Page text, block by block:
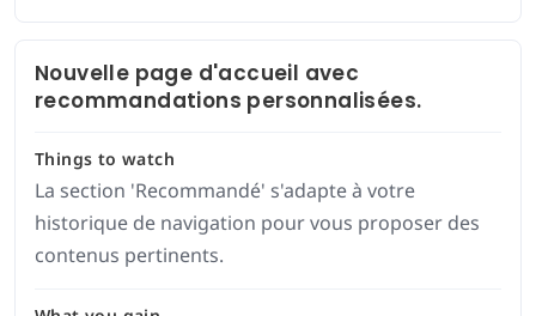
Nouvelle page d'accueil avec
recommandations personnalisées.
Things to watch
La section 'Recommandé' s'adapte à votre
historique de navigation pour vous proposer des
contenus pertinents.